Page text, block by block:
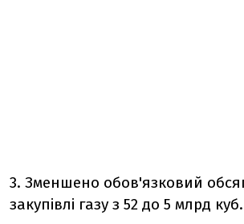
3. Зменшено обов'язковий
закупівлі газу з 52 до 5 млрд